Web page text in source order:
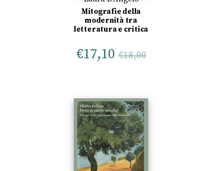
Mitografie della
modernità tra
letteratura e critica
€17,10 €18,00